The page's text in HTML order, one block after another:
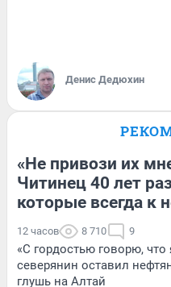
Денис Дедюхин
«Не привози их
Читинец 40 лет
которые всегда к
12 часов 8 710 9
«С гордостью говорю,
северянин оставил
глушь на Алтай